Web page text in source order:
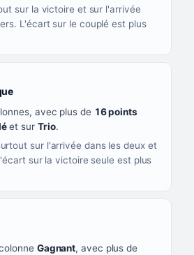
sur la victoire et sur l'arrivée
L'écart sur le couplé est plus
, couleur orange clair
avec plus de 16 points
et sur Trio.
sur l'arrivée dans les deux et
sur la victoire seule est plus
couleur bleu roi
Gagnant, avec plus de